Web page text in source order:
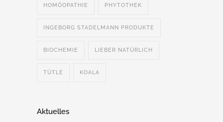
HOMÖOPATHIE PHYTOTHEK
INGEBORG STADELMANN PRODUKTE
BIOCHEMIE LIEBER NATÜRLICH
TÜTLE KOALA
Aktuelles